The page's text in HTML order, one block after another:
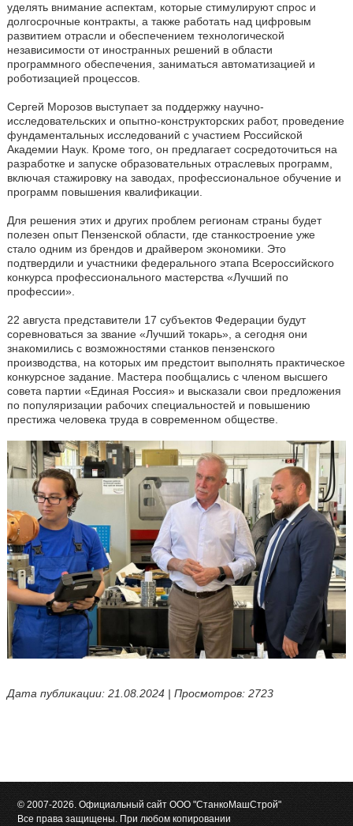
уделять внимание аспектам, которые стимулируют спрос и
долгосрочные контракты, а также работать над цифровым
развитием отрасли и обеспечением технологической
независимости от иностранных решений в области
программного обеспечения, заниматься автоматизацией и
роботизацией процессов.
Сергей Морозов выступает за поддержку научно-
исследовательских и опытно-конструкторских работ, проведение
фундаментальных исследований с участием Российской
Академии Наук. Кроме того, он предлагает сосредоточиться на
разработке и запуске образовательных отраслевых программ,
включая стажировку на заводах, профессиональное обучение и
программ повышения квалификации.
Для решения этих и других проблем регионам страны будет
полезен опыт Пензенской области, где станкостроение уже
стало одним из брендов и драйвером экономики. Это
подтвердили и участники федерального этапа Всероссийского
конкурса профессионального мастерства «Лучший по
профессии».
22 августа представители 17 субъектов Федерации будут
соревноваться за звание «Лучший токарь», а сегодня они
знакомились с возможностями станков пензенского
производства, на которых им предстоит выполнять практическое
конкурсное задание. Мастера пообщались с членом высшего
совета партии «Единая Россия» и высказали свои предложения
по популяризации рабочих специальностей и повышению
престижа человека труда в современном обществе.
Дата публикации: 21.08.2024 | Просмотров: 2723
© 2007-2026. Официальный сайт ООО "СтанкоМашСтрой"
Все права защищены. При любом копировании